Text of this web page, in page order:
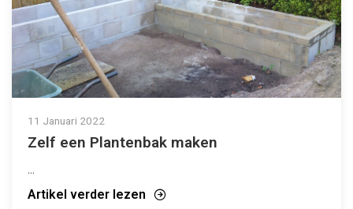
11 Januari 2022
Zelf een Plantenbak maken
...
Artikel verder lezen